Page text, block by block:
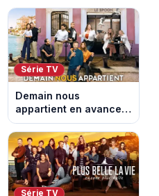
Série TV
Demain nous
appartient en avance :
ce qui vous attend la
semaine du 10 au 14
août 2026 (spoiler)
Série TV